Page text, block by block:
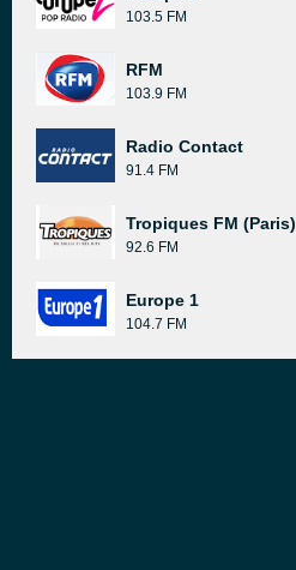
103.5 FM
RFM
103.9 FM
Radio Contact
91.4 FM
Tropiques FM (Paris)
92.6 FM
Europe 1
104.7 FM